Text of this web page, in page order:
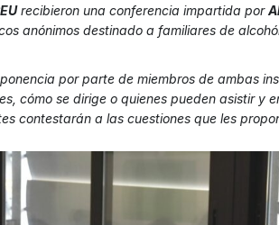
recibieron una conferencia impartida por
anónimos destinado a familiares de
por parte de miembros de ambas
cómo se dirige o quienes pueden asistir y
contestarán a las cuestiones que les